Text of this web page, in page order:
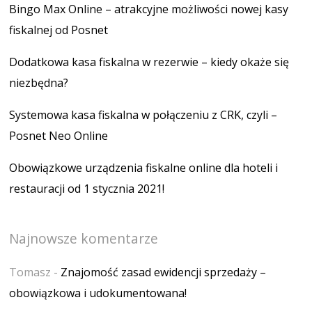
Bingo Max Online – atrakcyjne możliwości nowej kasy
fiskalnej od Posnet
Dodatkowa kasa fiskalna w rezerwie – kiedy okaże się
niezbędna?
Systemowa kasa fiskalna w połączeniu z CRK, czyli –
Posnet Neo Online
Obowiązkowe urządzenia fiskalne online dla hoteli i
restauracji od 1 stycznia 2021!
Najnowsze komentarze
Tomasz - Znajomość zasad ewidencji sprzedaży –
obowiązkowa i udokumentowana!